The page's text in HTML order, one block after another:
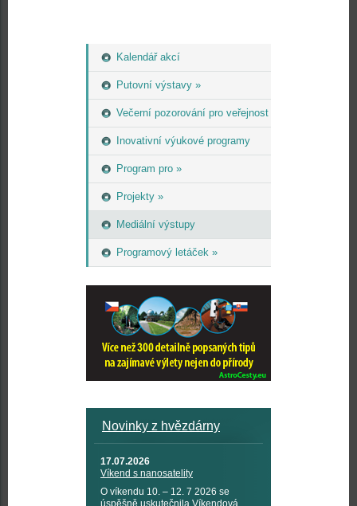
Kalendář akcí
Putovní výstavy »
Večerní pozorování pro veřejnost
Inovativní výukové programy
Program pro »
Projekty »
Mediální výstupy
Programový letáček »
Novinky z hvězdárny
17.07.2026
Víkend s nanosatelity
O víkendu 10. – 12. 7 2026 se